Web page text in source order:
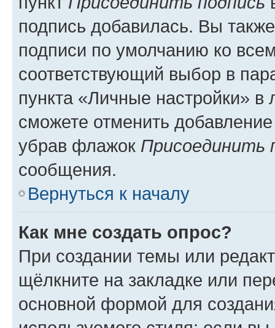
подпись добавилась. Вы
подписи по умолчанию ко
соответствующий выбор в
пункта «Личные настройки»
сможете отменить
убрав флажок Присоединить
сообщения.
Вернуться к началу
Как мне создать опрос?
При создании темы или
щёлкните на закладке или
основной формой для